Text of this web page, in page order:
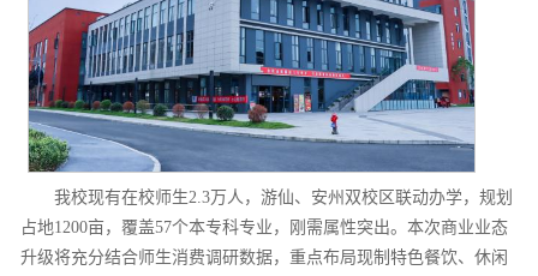
我校现有在校师生2.3万人，游仙、安州双校区联动办学，规划
占地1200亩，覆盖57个本专科专业，刚需属性突出。本次商业业态
升级将充分结合师生消费调研数据，重点布局现制特色餐饮、休闲